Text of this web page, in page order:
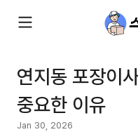
연지동 포장이
중요한 이유
Jan 30, 2026